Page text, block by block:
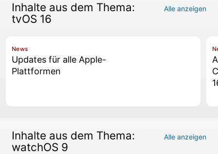
Inhalte aus dem Thema:
tvOS 16
Alle anzeigen
News
Updates für alle Apple-
Plattformen
Inhalte aus dem Thema:
watchOS 9
Alle anzeigen